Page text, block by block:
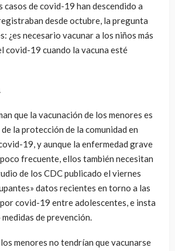
casos de covid-19 han descendido a
desde octubre, la pregunta
¿es necesario vacunar a los niños más
covid-19 cuando la vacuna esté
que la vacunación de los menores es
la protección de la comunidad en
19, y aunque la enfermedad grave
frecuente, ellos también necesitan
de los CDC publicado el viernes
datos recientes en torno a las
covid-19 entre adolescentes, e insta
de prevención.
menores no tendrían que vacunarse